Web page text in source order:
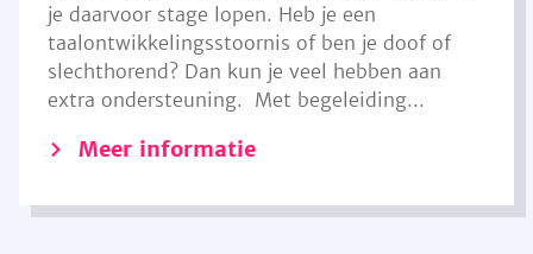
je daarvoor stage lopen. Heb je een
taalontwikkelingsstoornis of ben je doof of
slechthorend? Dan kun je veel hebben aan
extra ondersteuning. Met begeleiding...
Meer informatie